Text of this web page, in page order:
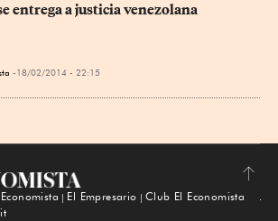
entrega a justicia venezolana
18/02/2014 - 22:15
Subir
El Empresario
Club El Economista